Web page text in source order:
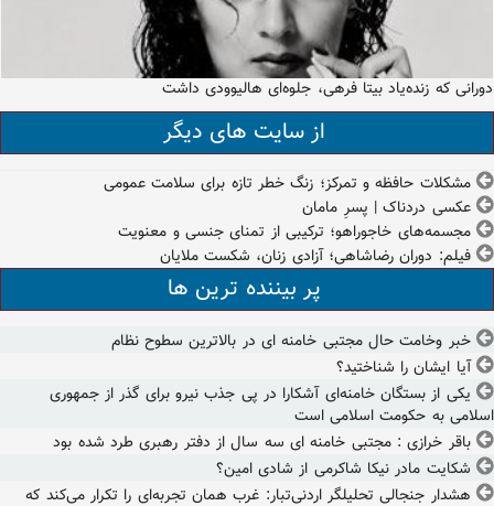
دورانی که زنده‌یاد بیتا فرهی، جلوه‌ای هالیوودی داشت
از سایت های دیگر
مشکلات حافظه و تمرکز؛ زنگ خطر تازه برای سلامت عمومی
عکسی دردناک | پسرِ مامان
مجسمه‌های خاجوراهو؛ ترکیبی از تمنای جنسی و معنویت
فیلم: دوران رضاشاهی؛ آزادی زنان، شکست ملایان
پر بیننده ترین ها
خبر وخامت حال مجتبی خامنه ای در بالاترین سطوح نظام
آیا ایشان را شناختید؟
یکی از بستگان خامنه‌ای آشکارا در پی جذب نیرو برای گذر از جمهوری
اسلامی به حکومت اسلامی است
باقر خرازی : مجتبی خامنه ای سه سال از دفتر رهبری طرد شده بود
شکایت مادر نیکا شاکرمی از شادی امین؟
هشدار جنجالی تحلیلگر اردنی‌تبار: غرب همان تجربه‌ای را تکرار می‌کند که